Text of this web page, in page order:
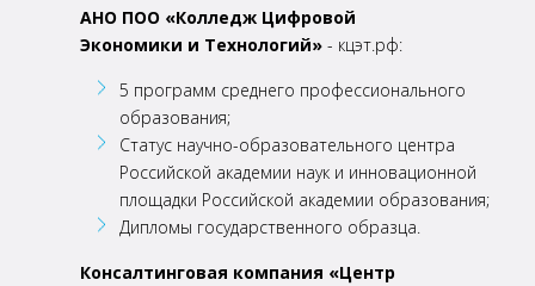
АНО ПОО «Колледж Цифровой
Экономики и Технологий» - кцэт.рф:
5 программ среднего профессионального
образования;
Статус научно-образовательного центра
Российской академии наук и инновационной
площадки Российской академии образования;
Дипломы государственного образца.
Консалтинговая компания «Центр